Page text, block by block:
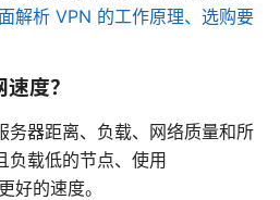
解析 VPN 的工作原理、选购要
度？
务器距离、负载、网络质量和所
负载低的节点、使用
好的速度。